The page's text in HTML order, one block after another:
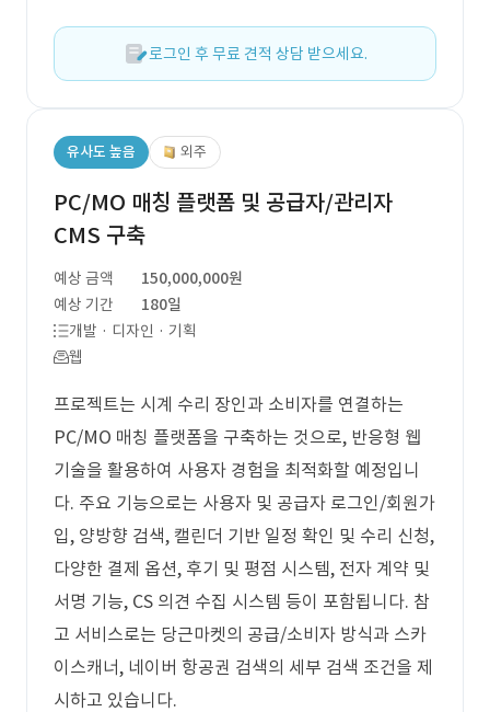
로그인 후 무료 견적 상담 받으세요.
유사도 높음 외주
PC/MO 매칭 플랫폼 및 공급자/관리자
CMS 구축
예상 금액
150,000,000원
예상 기간
180일
개발 · 디자인 · 기획
웹
프로젝트는 시계 수리 장인과 소비자를 연결하는
PC/MO 매칭 플랫폼을 구축하는 것으로, 반응형 웹
기술을 활용하여 사용자 경험을 최적화할 예정입니
다. 주요 기능으로는 사용자 및 공급자 로그인/회원가
입, 양방향 검색, 캘린더 기반 일정 확인 및 수리 신청,
다양한 결제 옵션, 후기 및 평점 시스템, 전자 계약 및
서명 기능, CS 의견 수집 시스템 등이 포함됩니다. 참
고 서비스로는 당근마켓의 공급/소비자 방식과 스카
이스캐너, 네이버 항공권 검색의 세부 검색 조건을 제
시하고 있습니다.